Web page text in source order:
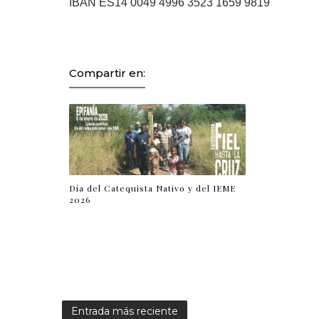
IBAN ES14 0049 4996 3523 1659 9819
Compartir en:
Día del Catequista Nativo y del IEME
2026
Entrada más reciente